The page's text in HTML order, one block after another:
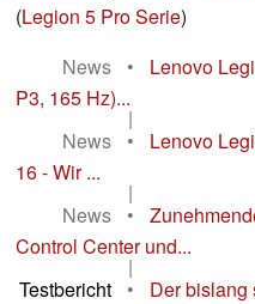
(Legion 5 Pro Serie)
News
•
Lenovo
P3, 165 Hz)...
|
News
•
Lenovo
16 - Wir ...
|
News
•
Control Center und...
|
Testbericht
•
Der bislang